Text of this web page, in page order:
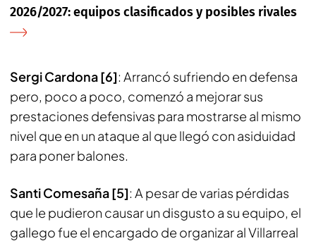
2026/2027: equipos clasificados y posibles rivales
Sergi Cardona [6]: Arrancó sufriendo en defensa
pero, poco a poco, comenzó a mejorar sus
prestaciones defensivas para mostrarse al mismo
nivel que en un ataque al que llegó con asiduidad
para poner balones.
Santi Comesaña [5]: A pesar de varias pérdidas
que le pudieron causar un disgusto a su equipo, el
gallego fue el encargado de organizar al Villarreal